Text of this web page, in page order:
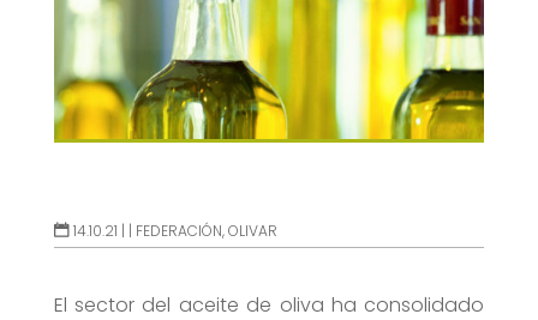
14.10.21 | | FEDERACIÓN,OLIVAR
El sector del aceite de oliva ha consolidado